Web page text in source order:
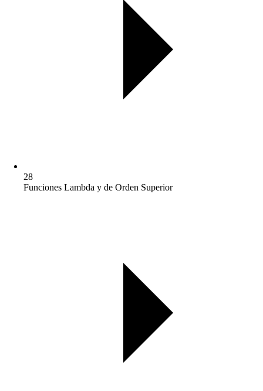
28
Funciones Lambda y de Orden Superior